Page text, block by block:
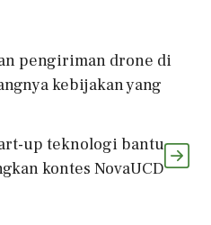
pengiriman drone di
kebijakan yang
up teknologi bantu
kontes NovaUCD